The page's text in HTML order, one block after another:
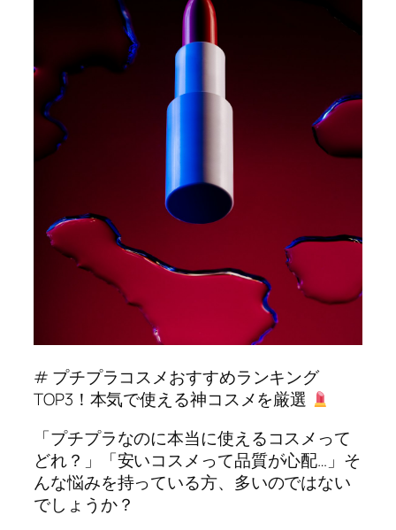
# プチプラコスメおすすめランキング
TOP3！本気で使える神コスメを厳選
「プチプラなのに本当に使えるコスメって
どれ？」「安いコスメって品質が心配…」そ
んな悩みを持っている方、多いのではない
でしょうか？